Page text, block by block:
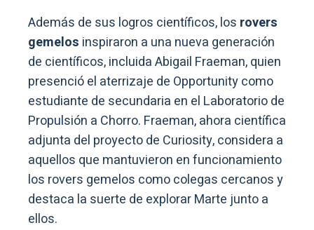
Además de sus logros científicos, los rovers
gemelos inspiraron a una nueva generación
de científicos, incluida Abigail Fraeman, quien
presenció el aterrizaje de Opportunity como
estudiante de secundaria en el Laboratorio de
Propulsión a Chorro. Fraeman, ahora científica
adjunta del proyecto de Curiosity, considera a
aquellos que mantuvieron en funcionamiento
los rovers gemelos como colegas cercanos y
destaca la suerte de explorar Marte junto a
ellos.